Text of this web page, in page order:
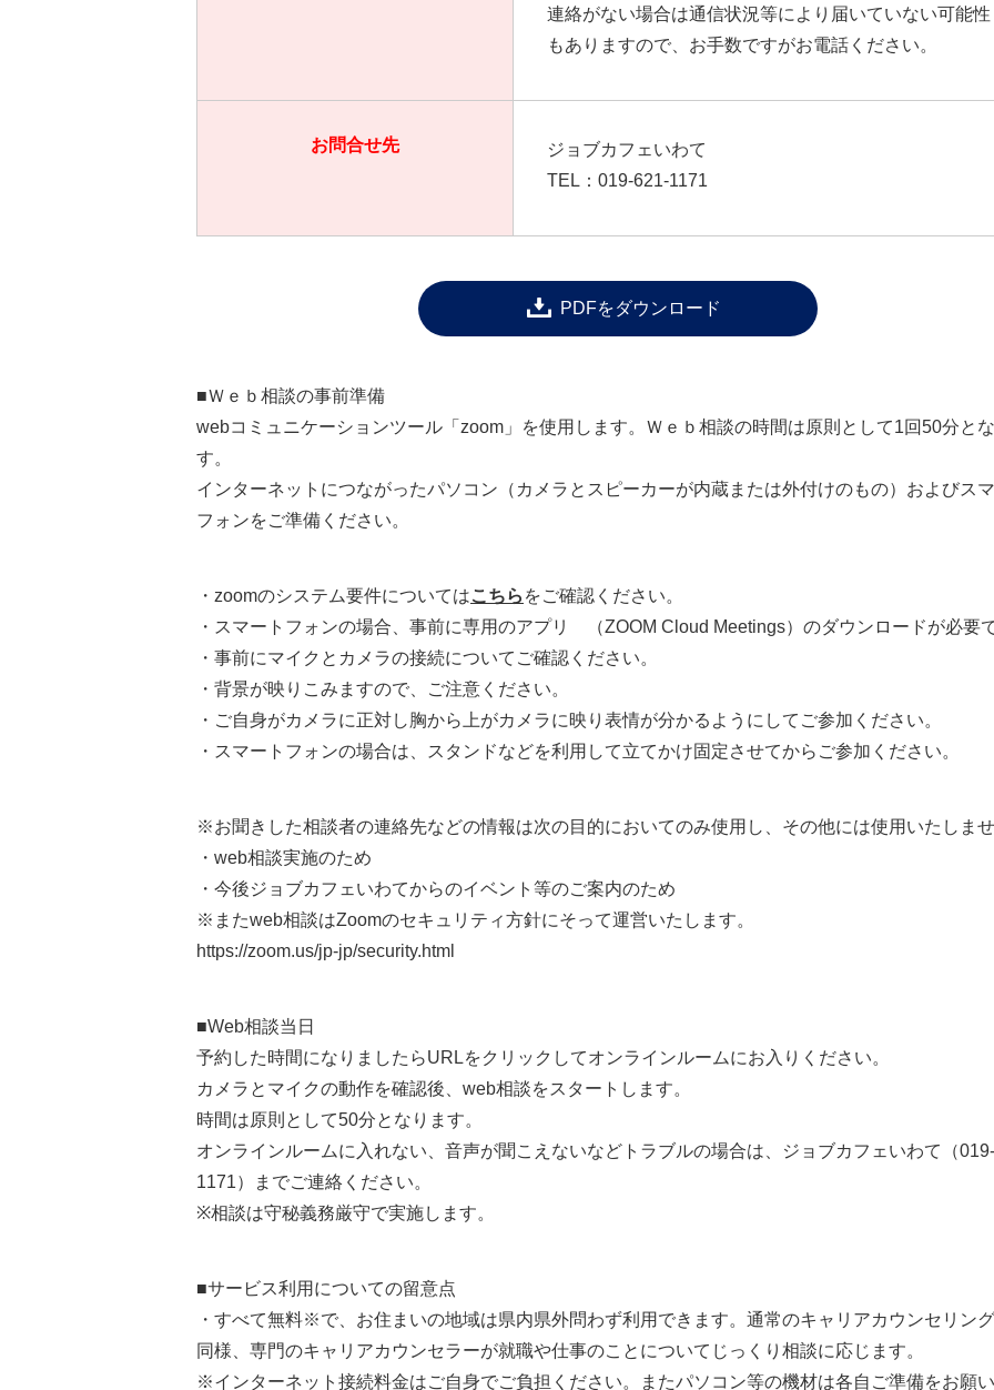
連絡がない場合は通信状況等により届いていない可能性
もありますので、お手数ですがお電話ください。
お問合せ先
ジョブカフェいわて
TEL：019-621-1171
PDFをダウンロード
■Ｗｅｂ相談の事前準備
webコミュニケーションツール「zoom」を使用します。Ｗｅｂ相談の時間は原則として1回50分と
す。
インターネットにつながったパソコン（カメラとスピーカーが内蔵または外付けのもの）およびス
フォンをご準備ください。
・zoomのシステム要件についてはこちら をご確認ください。
・スマートフォンの場合、事前に専用のアプリ （ZOOM Cloud Meetings）のダウンロードが必要
・事前にマイクとカメラの接続についてご確認ください。
・背景が映りこみますので、ご注意ください。
・ご自身がカメラに正対し胸から上がカメラに映り表情が分かるようにしてご参加ください。
・スマートフォンの場合は、スタンドなどを利用して立てかけ固定させてからご参加ください。
※お聞きした相談者の連絡先などの情報は次の目的においてのみ使用し、その他には使用いたしま
・web相談実施のため
・今後ジョブカフェいわてからのイベント等のご案内のため
※またweb相談はZoomのセキュリティ方針にそって運営いたします。
https://zoom.us/jp-jp/security.html
■Web相談当日
予約した時間になりましたらURLをクリックしてオンラインルームにお入りください。
カメラとマイクの動作を確認後、web相談をスタートします。
時間は原則として50分となります。
オンラインルームに入れない、音声が聞こえないなどトラブルの場合は、ジョブカフェいわて（
1171）までご連絡ください。
※相談は守秘義務厳守で実施します。
■サービス利用についての留意点
・すべて無料※で、お住まいの地域は県内県外問わず利用できます。通常のキャリアカウンセリ
同様、専門のキャリアカウンセラーが就職や仕事のことについてじっくり相談に応じます。
※インターネット接続料金はご自身でご負担ください。またパソコン等の機材は各自ご準備をお願